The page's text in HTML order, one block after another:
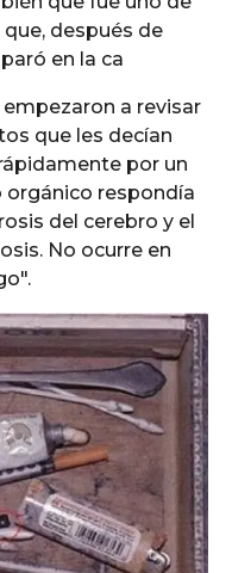
después de
en la ca
a revisar
que les decían
por un
orgánico respondía
del cerebro y el
No ocurre en